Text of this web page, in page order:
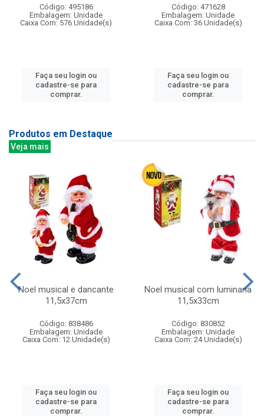
Código: 495186
Embalagem: Unidade
Caixa Com: 576 Unidade(s)
Faça seu login ou
cadastre-se para
comprar.
Código: 471628
Embalagem: Unidade
Caixa Com: 36 Unidade(s)
Faça seu login ou
cadastre-se para
comprar.
Produtos em Destaque
Veja mais
Noel musical e dancante
11,5x37cm
Código: 838486
Embalagem: Unidade
Caixa Com: 12 Unidade(s)
Faça seu login ou
cadastre-se para
comprar.
Noel musical com luminaria
11,5x33cm
Código: 830852
Embalagem: Unidade
Caixa Com: 24 Unidade(s)
Faça seu login ou
cadastre-se para
comprar.